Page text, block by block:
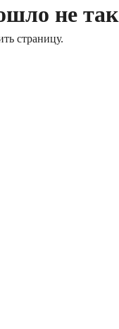
не так
страницу.